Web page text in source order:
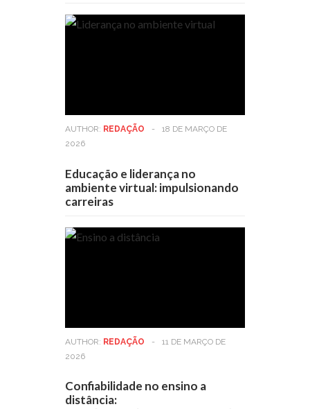
AUTHOR: REDAÇÃO -
18 DE MARÇO DE
2026
Educação e liderança no
ambiente virtual: impulsionando
carreiras
AUTHOR: REDAÇÃO -
11 DE MARÇO DE
2026
Confiabilidade no ensino a
distância: